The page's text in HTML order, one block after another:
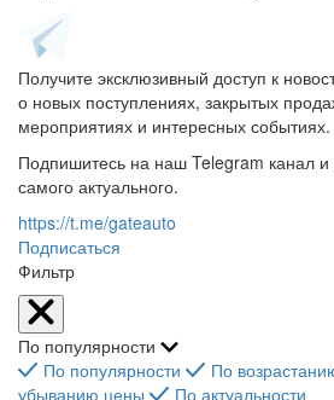
Получите эксклюзивный доступ к
о новых поступлениях, закрытых
мероприятиях и интересных событиях.
Подпишитесь на наш Telegram канал и
самого актуального.
https://t.me/gateauto
Подписаться
Фильтр
По популярности
По популярности
По
убыванию цены
По актуальности